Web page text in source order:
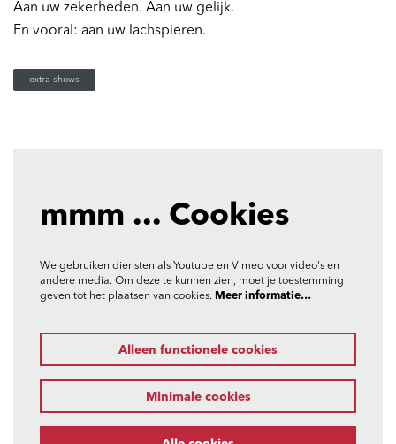
Aan uw zekerheden. Aan uw gelijk.
En vooral: aan uw lachspieren.
extra shows
mmm ... Cookies
We gebruiken diensten als Youtube en Vimeo voor video's en
andere media. Om deze te kunnen zien, moet je toestemming
geven tot het plaatsen van cookies. Meer informatie…
Alleen functionele cookies
Minimale cookies